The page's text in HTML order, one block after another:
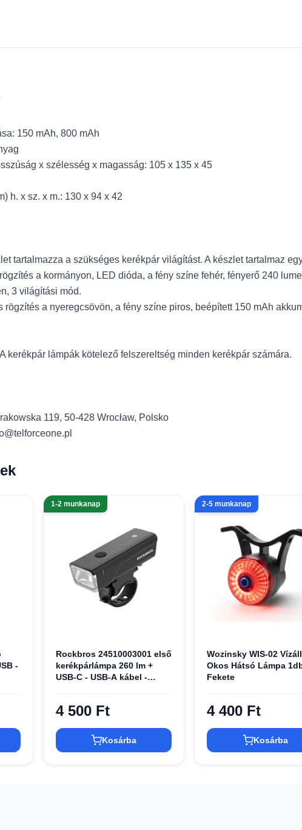
150 mAh, 800 mAh
x szélesség x magasság: 105 x 135 x 45
h. x sz. x m.: 130 x 94 x 42
tartalmazza a szükséges kerékpár világítást. A készlet tartalmaz
a kormányon, LED dióda, a fény színe fehér, fényerő 240
3 világítási mód.
rögzítés a nyeregcsövön, a fény színe piros, beépített 150 mAh
kerékpár lámpák kötelező felszereltség minden kerékpár számára.
119, 50-428 Wrocław, Polsko
-
1-2 munkanap
Rockbros 24510003001 első
kerékpárlámpa 260 lm +
USB-C - USB-A kábel -
4 500 Ft
Kosárba
2-5 munkanap
Wozinsky WIS-02
Okos Hátsó Lámpa
Fekete
4 400 Ft
Kosárba